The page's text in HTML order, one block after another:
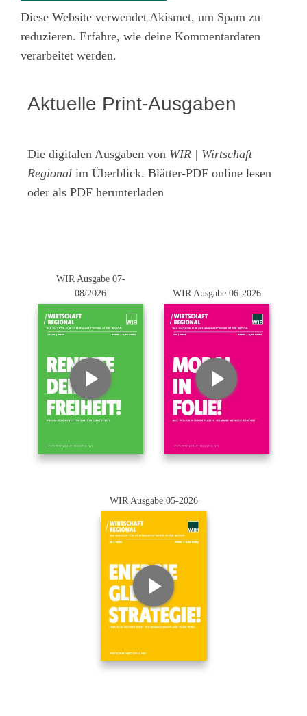
Diese Website verwendet Akismet, um Spam zu
reduzieren. Erfahre, wie deine Kommentardaten
verarbeitet werden.
Aktuelle Print-Ausgaben
Die digitalen Ausgaben von WIR | Wirtschaft
Regional im Überblick. Blätter-PDF online lesen
oder als PDF herunterladen
WIR Ausgabe 07-
08/2026
WIR Ausgabe 06-2026
WIR Ausgabe 05-2026